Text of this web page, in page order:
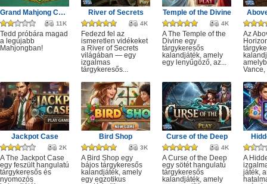
Grand Mahjong Connect
11K
Tedd próbára magad
a legújabb
Mahjongban!
River of Secrets
4K
Fedezd fel az
ismeretlen vidékeket
a River of Secrets
világában — egy
izgalmas
tárgykeresős...
Temple of the Divine
4K
A The Temple of the
Divine egy
tárgykeresős
kalandjáték, amely
egy lenyűgöző, az...
Az
Vance,
Jackpot Case
2K
A The Jackpot Case
egy feszült hangulatú
tárgykeresős és
nyomozós
Bird Shop
3K
A Bird Shop egy
bájos tárgykeresős
kalandjáték, amely
egy egzotikus
Curse of the Deep
4K
A Curse of the Deep
egy sötét hangulatú
tárgykeresős
kalandjáték, amely
A
játék,